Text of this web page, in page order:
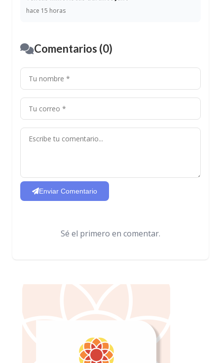
hace 15 horas
Comentarios (0)
Enviar Comentario
Sé el primero en comentar.